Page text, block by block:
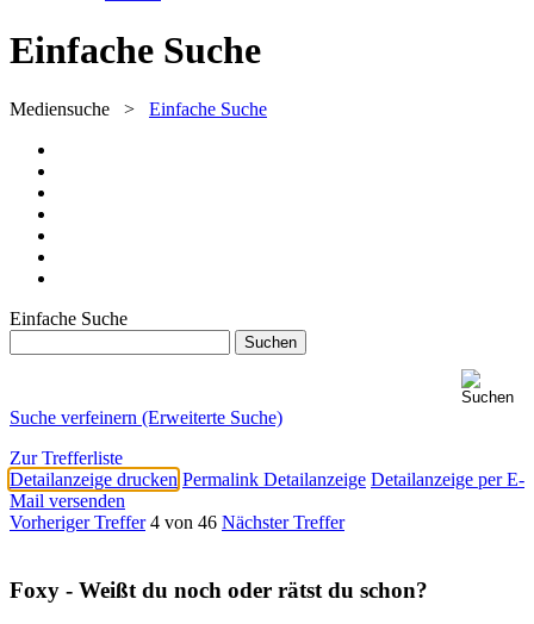
Einfache Suche
Mediensuche > Einfache Suche
Einfache Suche
Suche verfeinern (Erweiterte Suche)
Zur Trefferliste
Detailanzeige drucken Permalink Detailanzeige Detailanzeige per E-
Mail versenden
Vorheriger Treffer 4 von 46 Nächster Treffer
Foxy - Weißt du noch oder rätst du schon?